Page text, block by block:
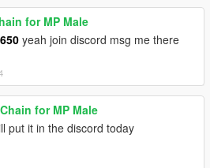
for MP Male
yeah join discord msg me there
for MP Male
put it in the discord today